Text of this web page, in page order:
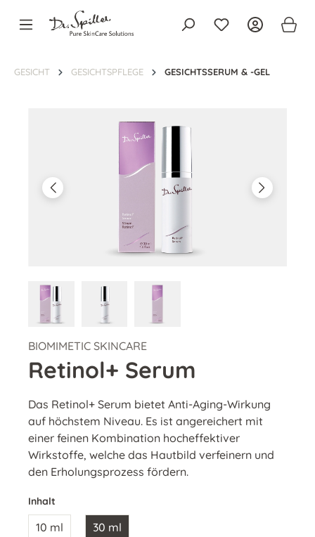
springen
GESICHT GESICHTSPFLEGE GESICHTSSERUM & -GEL
BIOMIMETIC SKINCARE
Retinol+ Serum
Das Retinol+ Serum bietet Anti-Aging-Wirkung
auf höchstem Niveau. Es ist angereichert mit
einer feinen Kombination hocheffektiver
Wirkstoffe, welche das Hautbild verfeinern und
den Erholungsprozess fördern.
Inhalt
10 ml 30 ml